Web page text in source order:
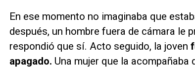
En ese momento no imaginaba que
después, un hombre fuera de cámara le
respondió que sí. Acto seguido, la joven
apagado. Una mujer que la